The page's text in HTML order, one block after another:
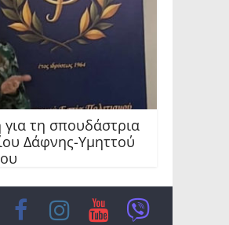
για τη σπουδάστρια
Δάφνης-Υμηττού